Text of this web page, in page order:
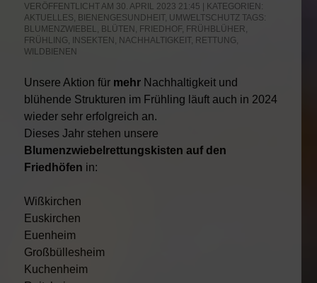
VERÖFFENTLICHT AM 30. APRIL 2023 21:45 | KATEGORIEN:
AKTUELLES, BIENENGESUNDHEIT, UMWELTSCHUTZ TAGS:
BLUMENZWIEBEL, BLÜTEN, FRIEDHOF, FRÜHBLÜHER,
FRÜHLING, INSEKTEN, NACHHALTIGKEIT, RETTUNG,
WILDBIENEN
Unsere Aktion für mehr Nachhaltigkeit und
blühende Strukturen im Frühling läuft auch in 2024
wieder sehr erfolgreich an.
Dieses Jahr stehen unsere
Blumenzwiebelrettungskisten auf den
Friedhöfen in:
Wißkirchen
Euskirchen
Euenheim
Großbüllesheim
Kuchenheim